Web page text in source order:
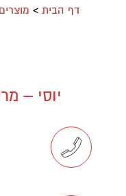
דף הבית > מוצרים
יוסי –